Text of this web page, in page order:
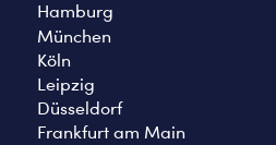
Hamburg
München
Köln
Leipzig
Düsseldorf
Frankfurt am Main